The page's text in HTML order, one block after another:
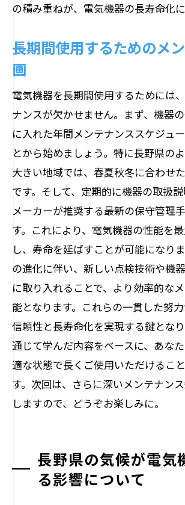
の積み重ねが、電気機器の長寿命化に
長期間使用するためのメ
画
電気機器を長期間使用するためには
ナンスが欠かせません。まず、機器
に入れた年間メンテナンススケジュ
とから始めましょう。特に長野県の
大きい地域では、春夏秋冬に合わせ
です。そして、定期的に機器の取扱説
メーカーが推奨する最新の保守管理
す。これにより、電気機器の性能を
し、寿命を延ばすことが可能になり
の進化に伴い、新しい点検技術や機
に取り入れることで、より効率的な
能となります。これらの一貫した努
信頼性と長寿命化を実現する鍵とな
通じて学んだ内容をベースに、あな
適な状態で長くご使用いただけるこ
す。次回は、さらに深いメンテナン
しますので、どうぞお楽しみに。
長野県の気候が電気
る影響について